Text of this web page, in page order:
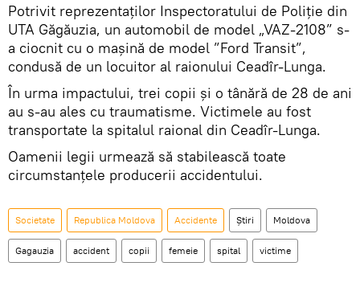
Potrivit reprezentaților Inspectoratului de Poliție din
UTA Găgăuzia, un automobil de model „VAZ-2108” s-
a ciocnit cu o mașină de model ”Ford Transit”,
condusă de un locuitor al raionului Ceadîr-Lunga.
În urma impactului, trei copii și o tânără de 28 de ani
au s-au ales cu traumatisme. Victimele au fost
transportate la spitalul raional din Ceadîr-Lunga.
Oamenii legii urmează să stabilească toate
circumstanțele producerii accidentului.
Societate Republica Moldova Accidente Știri Moldova
Gagauzia accident copii femeie spital victime